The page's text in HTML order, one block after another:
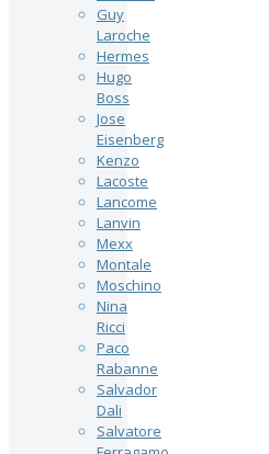
Guy
Laroche
Hermes
Hugo
Boss
Jose
Eisenberg
Kenzo
Lacoste
Lancome
Lanvin
Mexx
Montale
Moschino
Nina
Ricci
Paco
Rabanne
Salvador
Dali
Salvatore